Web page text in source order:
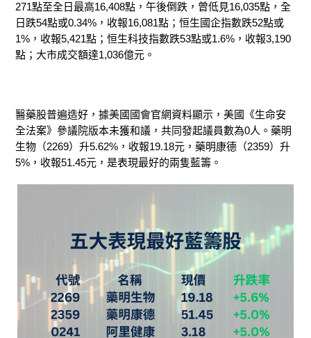
271點至全日最高16,408點，午後倒跌，曾低見16,035點，全
日跌54點或0.34% ，收報16,081點；恒生國企指數跌52點或
1%， 收報5,421點；恒生科技指數跌53點或1.6%， 收報3,190
點；大市成交額達1,036億元。
醫藥股普遍造好，據美國國會官網資料顯示，美國《生命安
全法案》參議院版本未獲和議，共同發起議員數為0人。藥明
生物（2269）升5.62% ，收報19.18元，藥明康德（2359）升
5% ，收報51.45元，是表現最好的兩隻藍籌。